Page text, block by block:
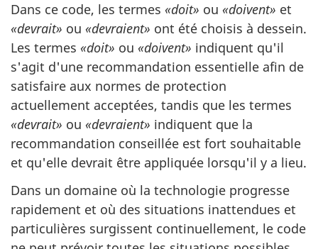
Dans ce code, les termes «doit» ou «doivent» et
«devrait» ou «devraient» ont été choisis à dessein.
Les termes «doit» ou «doivent» indiquent qu'il
s'agit d'une recommandation essentielle afin de
satisfaire aux normes de protection
actuellement acceptées, tandis que les termes
«devrait» ou «devraient» indiquent que la
recommandation conseillée est fort souhaitable
et qu'elle devrait être appliquée lorsqu'il y a lieu.
Dans un domaine où la technologie progresse
rapidement et où des situations inattendues et
particulières surgissent continuellement, le code